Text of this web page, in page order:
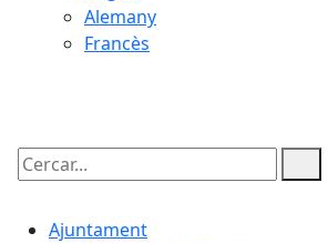
Alemany
Francès
Cercar:
Ajuntament